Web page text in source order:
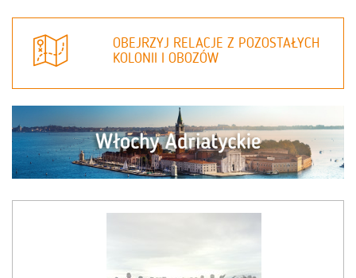
OBEJRZYJ RELACJE Z POZOSTAŁYCH
KOLONII I OBOZÓW